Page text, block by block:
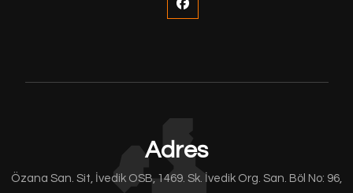
Adres
Özana San. Sit, İvedik OSB, 1469. Sk. İvedik Org. San. Böl No: 96,